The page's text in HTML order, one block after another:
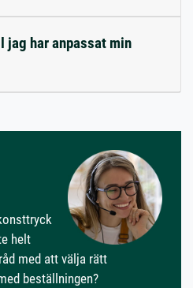
jag har anpassat min
helt
med att välja rätt
beställningen?